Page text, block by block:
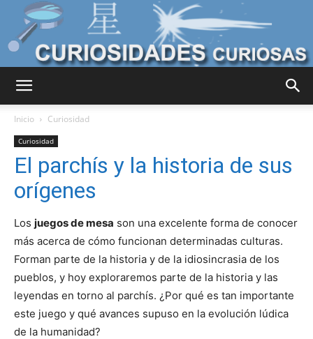
Curiosas
del
Mundo
Inicio Curiosidad
Curiosidad
El parchís y la historia de sus
orígenes
Los juegos de mesa son una excelente forma de conocer
más acerca de cómo funcionan determinadas culturas.
Forman parte de la historia y de la idiosincrasia de los
pueblos, y hoy exploraremos parte de la historia y las
leyendas en torno al parchís. ¿Por qué es tan importante
este juego y qué avances supuso en la evolución lúdica
de la humanidad?